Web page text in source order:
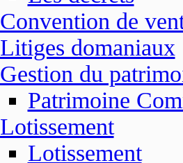
Convention de
Litiges domaniaux
Gestion du
Patrimoine
Lotissement
Lotissement